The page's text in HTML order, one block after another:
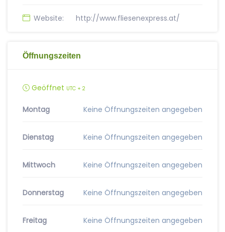
Website: http://www.fliesenexpress.at/
Öffnungszeiten
Geöffnet UTC + 2
Montag Keine Öffnungszeiten angegeben
Dienstag Keine Öffnungszeiten angegeben
Mittwoch Keine Öffnungszeiten angegeben
Donnerstag Keine Öffnungszeiten angegeben
Freitag Keine Öffnungszeiten angegeben